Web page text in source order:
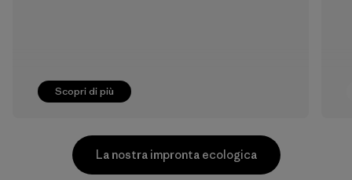
Scopri di più
La nostra impronta ecologica